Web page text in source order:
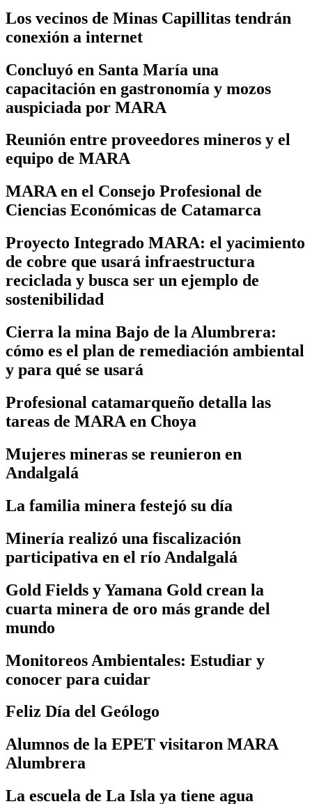
Los vecinos de Minas Capillitas tendrán
conexión a internet
Concluyó en Santa María una
capacitación en gastronomía y mozos
auspiciada por MARA
Reunión entre proveedores mineros y el
equipo de MARA
MARA en el Consejo Profesional de
Ciencias Económicas de Catamarca
Proyecto Integrado MARA: el yacimiento
de cobre que usará infraestructura
reciclada y busca ser un ejemplo de
sostenibilidad
Cierra la mina Bajo de la Alumbrera:
cómo es el plan de remediación ambiental
y para qué se usará
Profesional catamarqueño detalla las
tareas de MARA en Choya
Mujeres mineras se reunieron en
Andalgalá
La familia minera festejó su día
Minería realizó una fiscalización
participativa en el río Andalgalá
Gold Fields y Yamana Gold crean la
cuarta minera de oro más grande del
mundo
Monitoreos Ambientales: Estudiar y
conocer para cuidar
Feliz Día del Geólogo
Alumnos de la EPET visitaron MARA
Alumbrera
La escuela de La Isla ya tiene agua